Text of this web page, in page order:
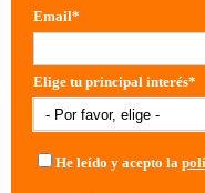
Email*
Elige tu principal interés*
He leído y acepto la